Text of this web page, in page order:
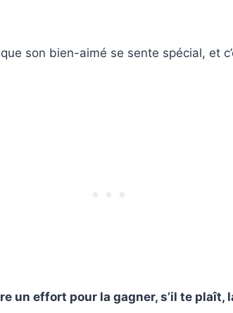
son bien-aimé se sente spécial, et
un effort pour la gagner, s’il te